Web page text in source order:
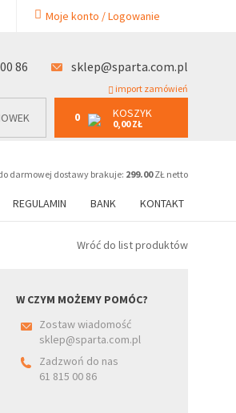
Moje konto / Logowanie
86 sklep@sparta.com.pl
import zamówień
0 KOSZYK
0,00 ZŁ
darmowej dostawy brakuje: 299.00ZŁ netto
REGULAMIN BANK KONTAKT
0 KOSZYK
0,00 ZŁ
Wróć do list produktów
W CZYM MOŻEMY POMÓC?
Zostaw wiadomość
sklep@sparta.com.pl
Zadzwoń do nas
61 815 00 86